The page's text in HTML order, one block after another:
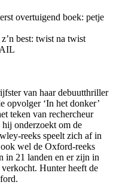
overtuigend boek: petje
best: twist na twist
van haar debuutthriller
opvolger ‘In het donker’
teken van rechercheur
onderzoekt om de
reeks speelt zich af in
wel de Oxford-reeks
in 21 landen en er zijn in
Hunter heeft de